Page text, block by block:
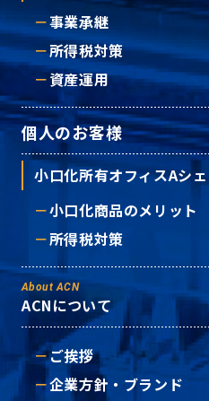
事業承継
所得税対策
資産運用
個人のお客様
小口化所有オフィスAシ
小口化商品のメリット
所得税対策
About ACN
ACNについて
ご挨拶
企業方針・ブランド